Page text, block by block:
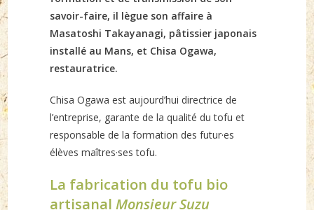
savoir-faire, il lègue son affaire à
Masatoshi Takayanagi, pâtissier japonais
installé au Mans, et Chisa Ogawa,
restauratrice.
Chisa Ogawa est aujourd’hui directrice de
l’entreprise, garante de la qualité du tofu et
responsable de la formation des futur·es
élèves maîtres·ses tofu.
La fabrication du tofu bio
artisanalMonsieur Suzu